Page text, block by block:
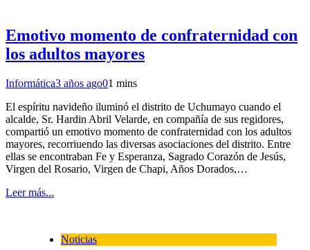
Emotivo momento de confraternidad con
los adultos mayores
Informática3 años ago01 mins
El espíritu navideño iluminó el distrito de Uchumayo cuando el
alcalde, Sr. Hardin Abril Velarde, en compañía de sus regidores,
compartió un emotivo momento de confraternidad con los adultos
mayores, recorriuendo las diversas asociaciones del distrito. Entre
ellas se encontraban Fe y Esperanza, Sagrado Corazón de Jesús,
Virgen del Rosario, Virgen de Chapi, Años Dorados,…
Leer más...
Noticias